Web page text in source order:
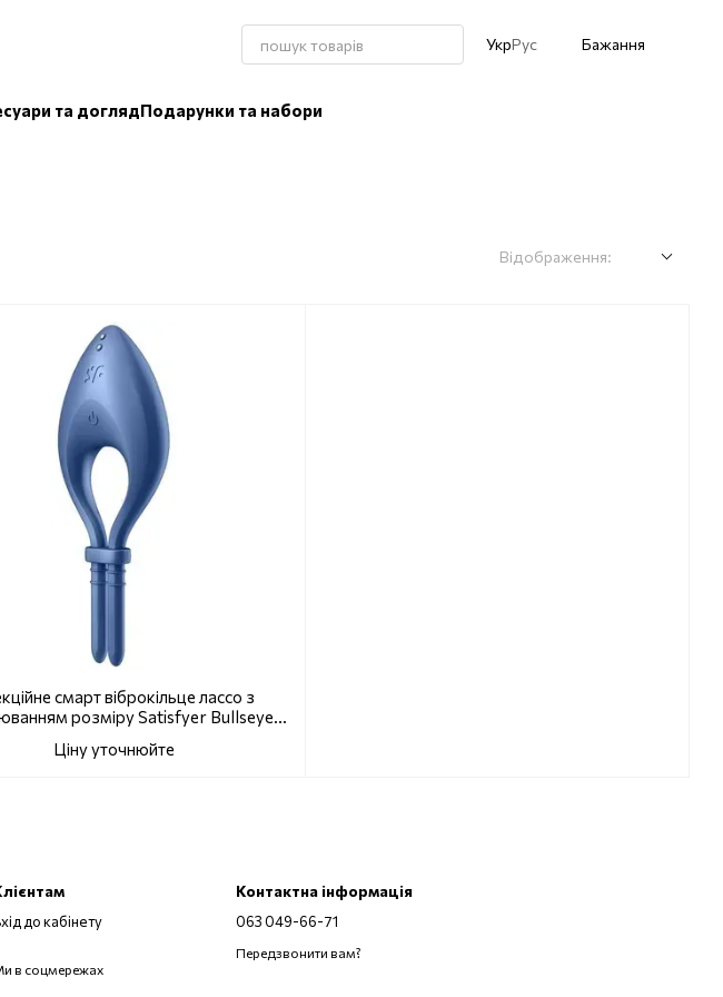
УкрРус Бажання
та доглядПодарунки та набори
Відображення:
смарт віброкільце лассо з
розміру Satisfyer Bullseye
Ціну уточнюйте
до кабінету
в соцмережах
Контактна інформація
063 049-66-71
Передзвонити вам?